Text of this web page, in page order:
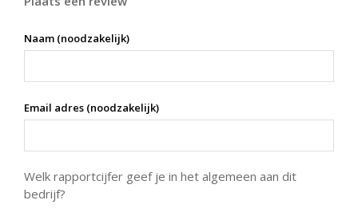
Naam (noodzakelijk)
Email adres (noodzakelijk)
Welk rapportcijfer geef je in het algemeen aan dit
bedrijf?